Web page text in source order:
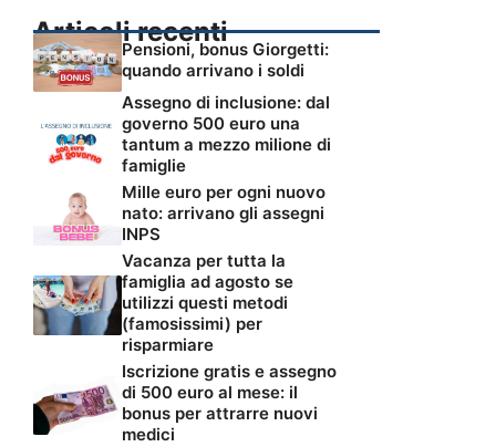
Articoli recenti
Pensioni, bonus Giorgetti:
quando arrivano i soldi
Assegno di inclusione: dal
governo 500 euro una
tantum a mezzo milione di
famiglie
Mille euro per ogni nuovo
nato: arrivano gli assegni
INPS
Vacanza per tutta la
famiglia ad agosto se
utilizzi questi metodi
(famosissimi) per
risparmiare
Iscrizione gratis e assegno
di 500 euro al mese: il
bonus per attrarre nuovi
medici